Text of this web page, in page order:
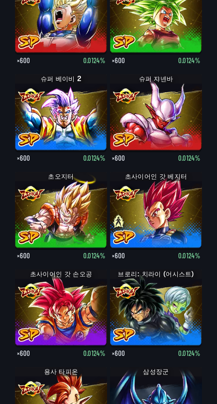
×600 0.0124% ×600 0.0124%
슈퍼 베이비 2
×600 0.0124%
슈퍼 쟈넨바
×600 0.0124%
초오지터
×600 0.0124%
초사이어인 베지터
초사이어인 갓 베지터
×600 0.0124%
초사이어인 갓 손오공
×600 0.0124%
브로리: 치라이 (어시스트)
×600 0.0124%
용사 타피온 삼성장군